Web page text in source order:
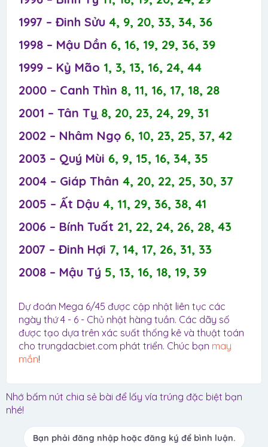
1997 – Đinh Sửu 4, 9, 20, 33, 34, 36
1998 – Mậu Dần 6, 16, 19, 29, 36, 39
1999 – Kỷ Mão 1, 3, 13, 16, 24, 44
2000 – Canh Thìn 8, 11, 16, 17, 18, 28
2001 – Tân Tỵ 8, 20, 23, 24, 29, 31
2002 – Nhâm Ngọ 6, 10, 23, 25, 37, 42
2003 – Quý Mùi 6, 9, 15, 16, 34, 35
2004 – Giáp Thân 4, 20, 22, 25, 30, 37
2005 – Ất Dậu 4, 11, 29, 36, 38, 41
2006 – Bính Tuất 21, 22, 24, 26, 28, 43
2007 – Đinh Hợi 7, 14, 17, 26, 31, 33
2008 – Mậu Tý 5, 13, 16, 18, 19, 39
Dự đoán Mega 6/45 được cập nhật liên tục các
ngày thứ 4 - 6 - Chủ nhật hàng tuần. Các dãy số
được tạo dựa trên xác suất thống kê và thuật toán
cho trungdacbiet.com phát triển. Chúc bạn may
mắn!
Nhớ bấm nút chia sẻ bài để lấy vía trúng đặc biệt bạn
nhé!
Bạn phải đăng nhập hoặc đăng ký để bình luận.